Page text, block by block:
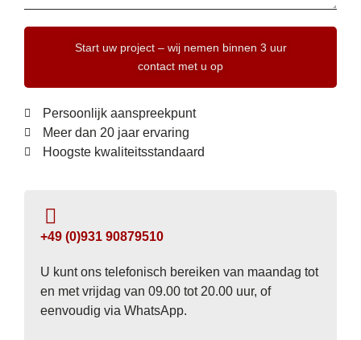
Start uw project – wij nemen binnen 3 uur
contact met u op
Persoonlijk aanspreekpunt
Meer dan 20 jaar ervaring
Hoogste kwaliteitsstandaard
+49 (0)931 90879510
U kunt ons telefonisch bereiken van maandag tot
en met vrijdag van 09.00 tot 20.00 uur, of
eenvoudig via WhatsApp.